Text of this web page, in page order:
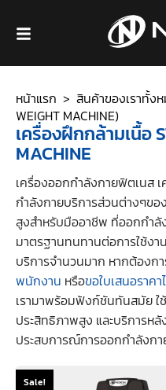
หน้าแรก >สินค้าของเราทั้ง
WEIGHT MACHINE)
เครื่องฝึกกล้ามเนื้อ
MACHINE
เครื่องออกกำลังกายฟิตเนส
กำลังกายบริการส่วนต่างๆ
สูงสำหรับมืออาชีพ ที่ออกกำ
มาตรฐานทนทานต่อการใช้ง
บริการจำนวนมาก หากต้องก
พนักงาน หรือขอใบเสนอราค
เรามาพร้อมฟังก์ชันทันสมัย ใ
ประสิทธิภาพสูง และบริการหลั
ประสบการณ์การออกกำลังก
Sale!